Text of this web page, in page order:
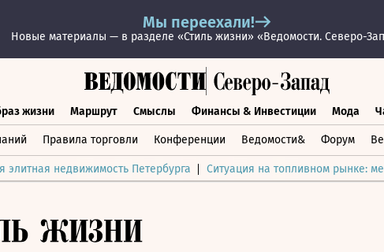
Мы переехали!
Новые материалы — в разделе «Стиль жизни» «Ведомости. Северо-
жизни Маршрут Смыслы Финансы & Инвестиции Мода
Правила торговли Конференции Ведомости& Форум
Образ жизни Маршрут Смыслы Финансы & Инвестиции
элитная недвижимость Петербурга
Ситуация на топливном рынке: